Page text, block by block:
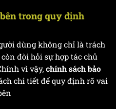
trong quy định
dùng không chỉ là trách
đòi hỏi sự hợp tác chủ
vì vậy,chính sách bảo
chi tiết để quy định rõ vai